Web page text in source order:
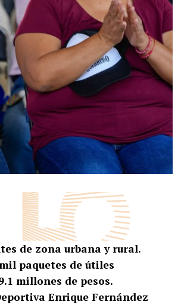
de zona urbana y rural.
paquetes de útiles
millones de pesos.
Enrique Fernández